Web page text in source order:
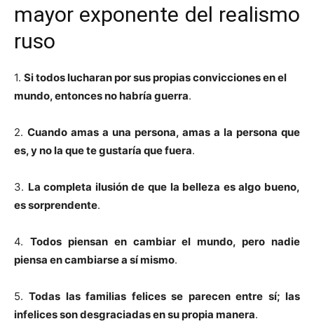
mayor exponente del realismo
ruso
1. Si todos lucharan por sus propias convicciones en el
mundo, entonces no habría guerra.
2. Cuando amas a una persona, amas a la persona que
es, y no la que te gustaría que fuera.
3. La completa ilusión de que la belleza es algo bueno,
es sorprendente.
4. Todos piensan en cambiar el mundo, pero nadie
piensa en cambiarse a sí mismo.
5.Todas las familias felices se parecen entre sí; las
infelices son desgraciadas en su propia manera.